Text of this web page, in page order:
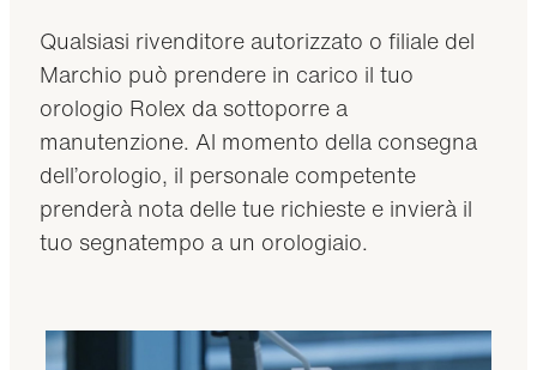
Qualsiasi rivenditore autorizzato o filiale del
Marchio può prendere in carico il tuo
orologio Rolex da sottoporre a
manutenzione. Al momento della consegna
dell’orologio, il personale competente
prenderà nota delle tue richieste e invierà il
tuo segnatempo a un orologiaio.